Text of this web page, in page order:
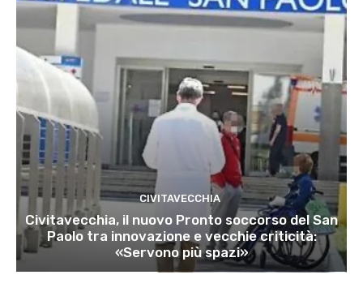
CIVITAVECCHIA
Civitavecchia, il nuovo Pronto soccorso del San
Paolo tra innovazione e vecchie criticità:
«Servono più spazi»